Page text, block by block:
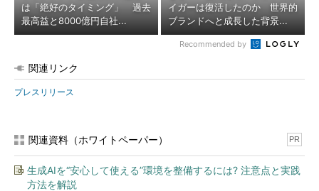
は「絶好のタイミング」 過去
最高益と8000億円自社...
イガーは復活したのか 世界的
ブランドへと成長した背景...
Recommended by
関連リンク
プレスリリース
関連資料（ホワイトペーパー） PR
生成AIを“安心して使える”環境を整備するには? 注意点と実践
方法を解説